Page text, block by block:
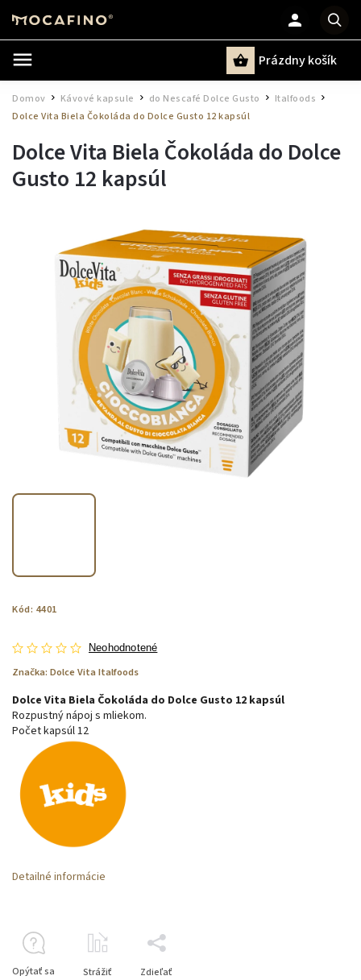
Prázdny košík
Domov Kávové kapsule do Nescafé Dolce Gusto Italfoods /
Dolce Vita Biela Čokoláda do Dolce Gusto 12 kapsúl
Dolce Vita Biela Čokoláda do Dolce
Gusto 12 kapsúl
Kód: 4401
Neohodnotené
Značka: Dolce Vita Italfoods
Dolce Vita Biela Čokoláda do Dolce Gusto 12 kapsúl
Rozpustný nápoj s mliekom.
Počet kapsúl 12
Detailné informácie
Opýtať sa Strážiť Zdieľať